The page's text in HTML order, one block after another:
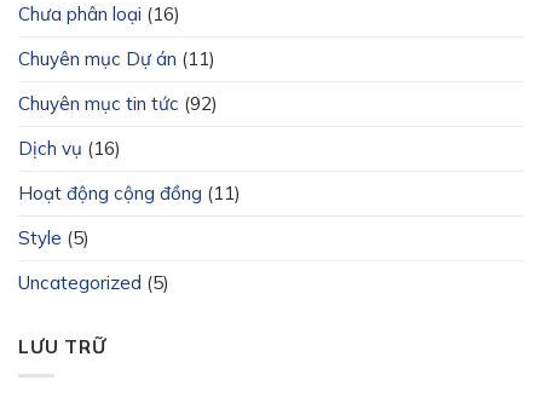
Chưa phân loại (16)
Chuyên mục Dự án (11)
Chuyên mục tin tức (92)
Dịch vụ (16)
Hoạt động cộng đồng (11)
Style (5)
Uncategorized (5)
LƯU TRỮ